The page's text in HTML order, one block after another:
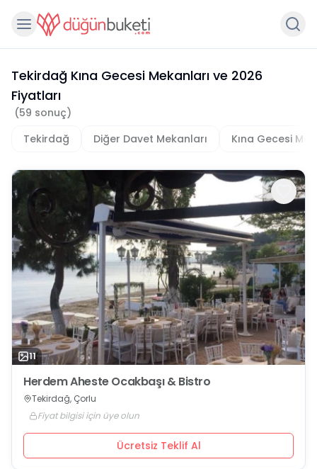
Tekirdağ Kına Gecesi Mekanları ve 2026
Fiyatları
(59 sonuç)
Tekirdağ
Diğer Davet Mekanları Kına Gecesi
11
Herdem Aheste Ocakbaşı & Bistro
Tekirdağ, Çorlu
Fiyat bilgisi için üye olun
Ücretsiz Teklif Al